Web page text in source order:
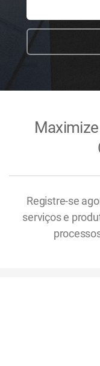
Registre-se
serviços e